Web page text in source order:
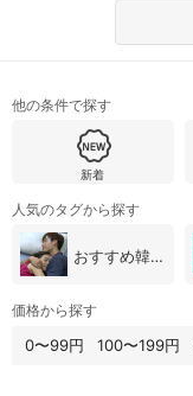
他の条件で探す
新着
人気のタグから探す
おすすめ韓国ドラマ
価格から探す
0〜99円 100〜199円